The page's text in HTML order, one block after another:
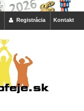
Kontakt
Registrácia